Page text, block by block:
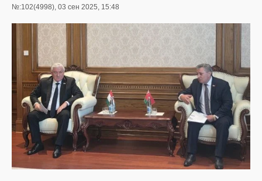
№:102(4998), 03 сен 2025, 15:48